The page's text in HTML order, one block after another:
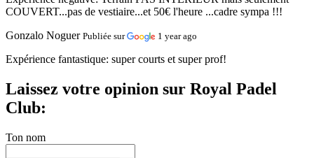
COUVERT...pas de vestiaire...et 50€ l'heure ...cadre sympa !!!
Gonzalo Noguer Publiée sur 1 year ago
Expérience fantastique: super courts et super prof!
Laissez votre opinion sur Royal Padel
Club:
Ton nom